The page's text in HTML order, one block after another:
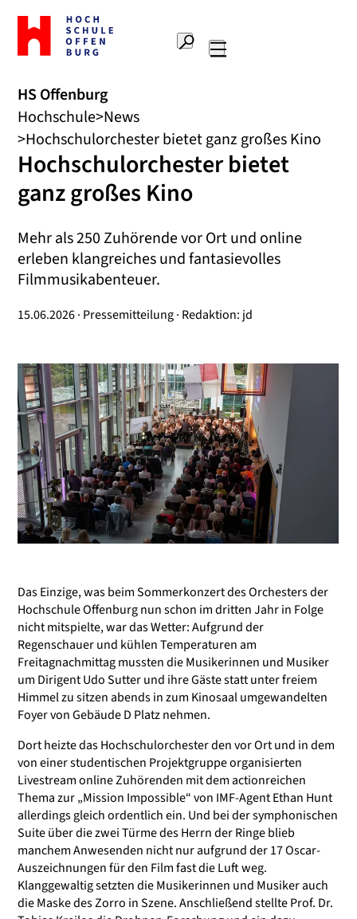
Zur
Startseite
Hochschule
Suche
HS Offenburg
Hochschule News
Hochschulorchester bietet ganz großes Kino
Hochschulorchester bietet
ganz großes Kino
Mehr als 250 Zuhörende vor Ort und online
erleben klangreiches und fantasievolles
Filmmusikabenteuer.
15.06.2026 · Pressemitteilung · Redaktion: jd
Das Einzige, was beim Sommerkonzert des Orchesters der
Hochschule Offenburg nun schon im dritten Jahr in Folge
nicht mitspielte, war das Wetter: Aufgrund der
Regenschauer und kühlen Temperaturen am
Freitagnachmittag mussten die Musikerinnen und Musiker
um Dirigent Udo Sutter und ihre Gäste statt unter freiem
Himmel zu sitzen abends in zum Kinosaal umgewandelten
Foyer von Gebäude D Platz nehmen.
Dort heizte das Hochschulorchester den vor Ort und in dem
von einer studentischen Projektgruppe organisierten
Livestream online Zuhörenden mit dem actionreichen
Thema zur „Mission Impossible“ von IMF-Agent Ethan Hunt
allerdings gleich ordentlich ein. Und bei der symphonischen
Suite über die zwei Türme des Herrn der Ringe blieb
manchem Anwesenden nicht nur aufgrund der 17 Oscar-
Auszeichnungen für den Film fast die Luft weg.
Klanggewaltig setzten die Musikerinnen und Musiker auch
die Maske des Zorro in Szene. Anschließend stellte Prof. Dr.